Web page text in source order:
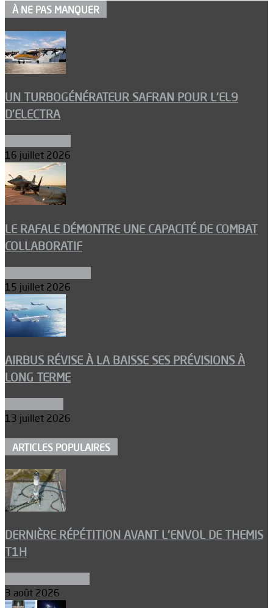
À NE PAS MANQUER
UN TURBOGÉNÉRATEUR SAFRAN POUR L’EL9
D’ELECTRA
16 juillet 2026
LE RAFALE DÉMONTRE UNE CAPACITÉ DE COMBAT
COLLABORATIF
15 juillet 2026
AIRBUS RÉVISE À LA BAISSE SES PRÉVISIONS À
LONG TERME
13 juillet 2026
ARTICLES POPULAIRES
DERNIÈRE RÉPÉTITION AVANT L’ENVOL DE THEMIS
T1H
3 août 2026